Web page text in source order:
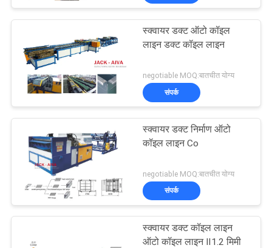
आयताकार नलिका
विनिर्माण कॉइल लाइन
आयताकार डक्ट
फैब्रिकेशन मशीन
स्क्वायर डक्ट ऑटो कॉइल
लाइन डक्ट कॉइल लाइन
negotiable MOQ:बातचीत योग्य
संपर्क
स्क्वायर डक्ट निर्माण ऑटो
कॉइल लाइन Co
negotiable MOQ:बातचीत योग्य
संपर्क
स्क्वायर डक्ट कॉइल लाइन
ऑटो कॉइल लाइन Ⅱ1.2 मिमी